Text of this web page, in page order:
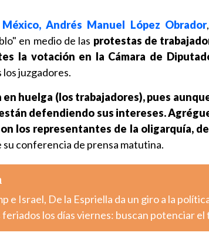
Andrés Manuel López Obrador
en medio de las protestas de
la votación en la Cámara de
juzgadores.
en huelga (los trabajadores), pues
defendiendo sus intereses.
los representantes de la oligarquía,
conferencia de prensa matutina.
e Israel, De la Espriella da un giro a la
los días viernes: buscan potenciar el